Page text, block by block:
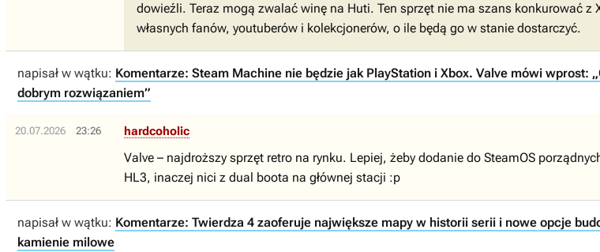
dowieźli. Teraz mogą zwalać winę na Huti. Ten sprzęt nie ma szans konkurować
własnych fanów, youtuberów i kolekcjonerów, o ile będą go w stanie dostarczyć.
napisał w wątku: Komentarze: Steam Machine nie będzie jak PlayStation i Xbox. Valve mówi
dobrym rozwiązaniem”
20.07.2026 23:26 hardcoholic
Valve – najdroższy sprzęt retro na rynku. Lepiej, żeby dodanie do SteamOS
HL3, inaczej nici z dual boota na głównej stacji :p
napisał w wątku: Komentarze: Twierdza 4 zaoferuje największe mapy w historii serii i nowe opcje
kamienie milowe